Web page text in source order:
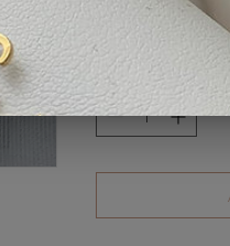
Quantité *